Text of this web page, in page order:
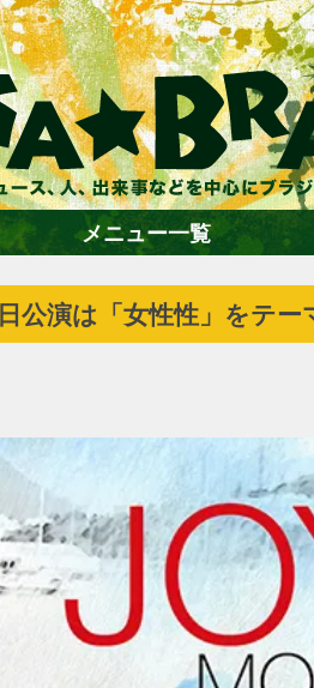
ホーム
エンターテイメント
グルメ
トラベル
メニュー一覧
公演は「女性性」をテ